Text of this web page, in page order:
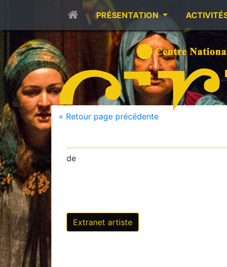
PRÉSENTATION
« Retour page précédente
de
Extranet artiste